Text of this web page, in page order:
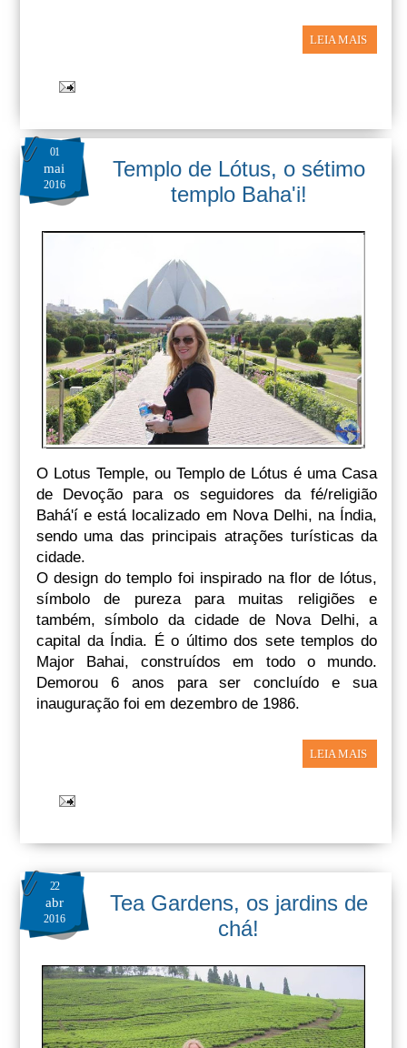
LEIA MAIS
01
mai
2016
Templo de Lótus, o sétimo
templo Baha'i!
O Lotus Temple, ou Templo de Lótus é uma Casa
de Devoção para os seguidores da fé/religião
Bahá'í e está localizado em Nova Delhi, na Índia,
sendo uma das principais atrações turísticas da
cidade.
O design do templo foi inspirado na flor de lótus,
símbolo de pureza para muitas religiões e
também, símbolo da cidade de Nova Delhi, a
capital da Índia. É o último dos sete templos do
Major Bahai, construídos em todo o mundo.
Demorou 6 anos para ser concluído e sua
inauguração foi em dezembro de 1986.
LEIA MAIS
22
abr
2016
Tea Gardens, os jardins de
chá!